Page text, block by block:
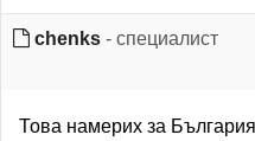
chenks - специалист
Това намерих за